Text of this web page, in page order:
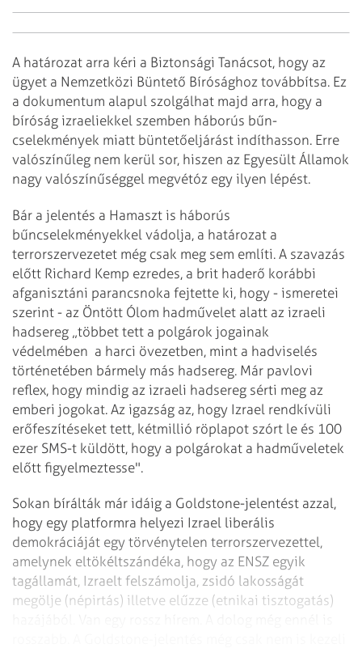
A határozat arra kéri a Biztonsági Tanácsot, hogy az
ügyet a Nemzetközi Büntető Bírósághoz továbbítsa. Ez
a dokumentum alapul szolgálhat majd arra, hogy a
bíróság izraeliekkel szemben háborús bűn­
cselekmények miatt büntetőeljárást indíthasson. Erre
valószínűleg nem kerül sor, hiszen az Egyesült Államok
nagy valószínűséggel megvétóz egy ilyen lépést.
Bár a jelentés a Hamaszt is háborús
bűncselekményekkel vádolja, a határozat a
terrorszervezetet még csak meg sem említi. A szavazás
előtt Richard Kemp ezredes, a brit haderő korábbi
afganisztáni parancsnoka fejtette ki, hogy - ismeretei
szerint - az Öntött Ólom had­művelet alatt az izraeli
hadsereg „többet tett a polgárok jogainak
védelmében a harci övezetben, mint a hadviselés
történetében bármely más hadsereg. Már pavlovi
reflex, hogy mindig az izraeli hadsereg sérti meg az
emberi jogokat. Az igazság az, hogy Izrael rendkívüli
erő­fe­szí­téseket tett, kétmillió röplapot szórt le és 100
ezer SMS-t küldött, hogy a polgárokat a had­mű­­veletek
előtt figyelmeztesse".
Sokan bírálták már idáig a Gold­stone-jelentést azzal,
hogy egy platformra helyezi Izrael liberális
demokráciáját egy törvénytelen terrorszervezettel,
amelynek eltökéltszándéka, hogy az ENSZ egyik
tagállamát, Izraelt felszámolja, zsidó lakosságát
megölje (népirtás) illetve elűzze (etnikai tisztogatás)